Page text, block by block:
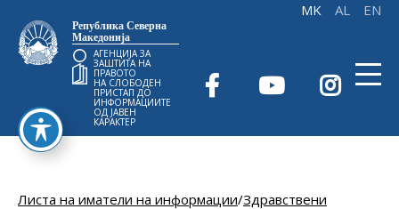
Република Северна
Македонија
АГЕНЦИЈА ЗА
ЗАШТИТА НА
ПРАВОТО
НА СЛОБОДЕН
ПРИСТАП ДО
ИНФОРМАЦИИТЕ
ОД ЈАВЕН
КАРАКТЕР
Листа на иматели на информации/Здравствени